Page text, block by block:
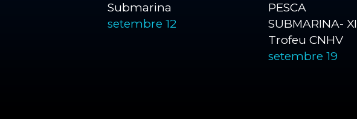
Submarina
setembre 12
PESCA
SUBMARINA- XI
Trofeu CNHV
setembre 19